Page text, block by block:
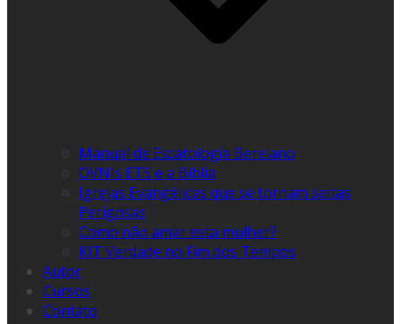
Manual de Escatologia Bereiano
OVNIs ETS e a Bíblia
Igrejas Evangélicas que se tornam seitas
Perigosas
Como não amar esta mulher?
KIT Verdade no Fim dos Tempos
Autor
Cursos
Contato